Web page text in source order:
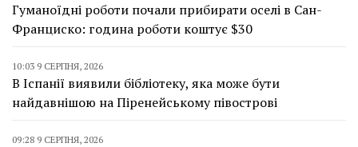
Гуманоїдні роботи почали прибирати оселі в Сан-
Франциско: година роботи коштує $30
10:03 9 СЕРПНЯ, 2026
В Іспанії виявили бібліотеку, яка може бути
найдавнішою на Піренейському півострові
09:28 9 СЕРПНЯ, 2026